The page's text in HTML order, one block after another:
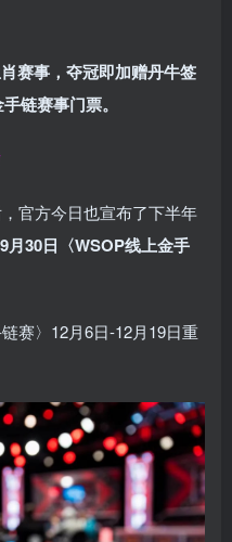
赛事，夺冠即加赠丹牛签
链赛事门票。
官方今日也宣布了下半年
月30日〈WSOP线上金手
赛〉12月6日-12月19日重